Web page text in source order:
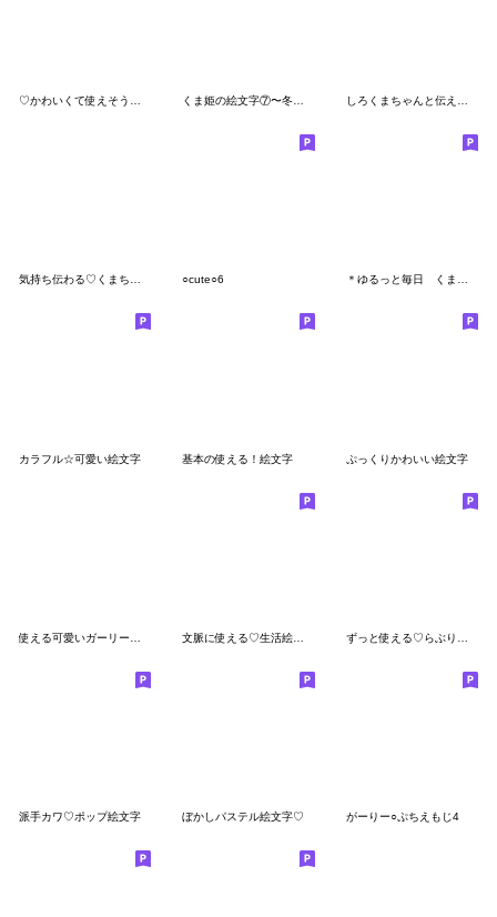
気持ち伝わる♡くまちゃん絵文字 ○cute○6 ＊ゆるっと毎日 くまさーん
カラフル☆可愛い絵文字 基本の使える！絵文字 ぷっくりかわいい絵文字
派手カワ♡ポップ絵文字 ぼかしパステル絵文字♡ がーりー○ぷちえもじ4